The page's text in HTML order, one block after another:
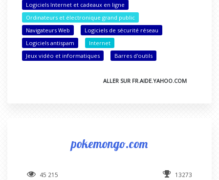
Logiciels Internet et cadeaux en ligne
Ordinateurs et électronique grand public
Navigateurs Web
Logiciels de sécurité réseau
Logiciels antispam
Internet
Jeux vidéo et informatiques
Barres d'outils
ALLER SUR FR.AIDE.YAHOO.COM
pokemongo.com
45 215 13273